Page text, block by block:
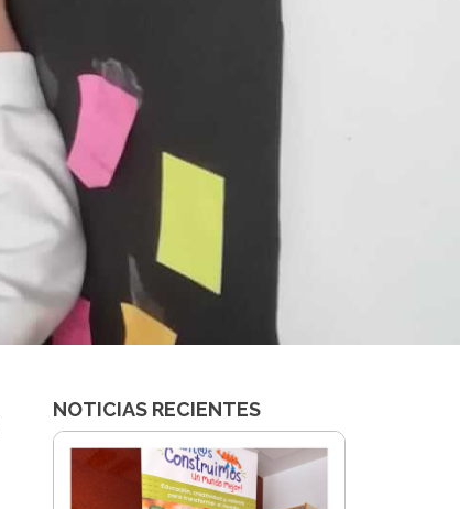
NOTICIAS RECIENTES